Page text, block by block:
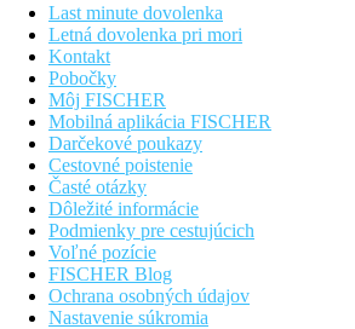
Last minute dovolenka
Letná dovolenka pri mori
Kontakt
Pobočky
Môj FISCHER
Mobilná aplikácia FISCHER
Darčekové poukazy
Cestovné poistenie
Časté otázky
Dôležité informácie
Podmienky pre cestujúcich
Voľné pozície
FISCHER Blog
Ochrana osobných údajov
Nastavenie súkromia